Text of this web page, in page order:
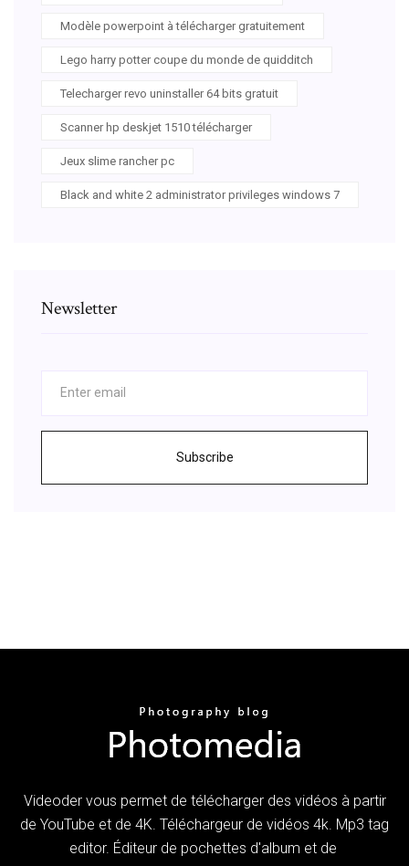
Modèle powerpoint à télécharger gratuitement
Lego harry potter coupe du monde de quidditch
Telecharger revo uninstaller 64 bits gratuit
Scanner hp deskjet 1510 télécharger
Jeux slime rancher pc
Black and white 2 administrator privileges windows 7
Newsletter
Subscribe
Videoder vous permet de télécharger des vidéos à partir
de YouTube et de 4K. Téléchargeur de vidéos 4k. Mp3 tag
editor. Éditeur de pochettes d'album et de